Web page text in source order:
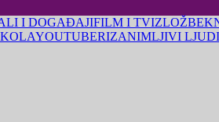
I DOGAĐAJIFILM I TVIZLOŽBE
YOUTUBERIZANIMLJIVI LJUDI